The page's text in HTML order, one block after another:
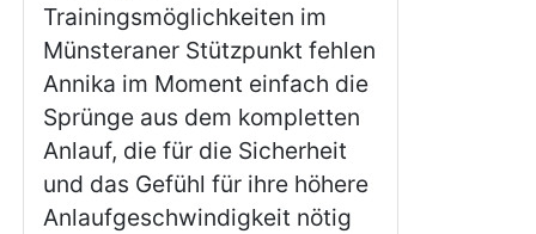
Trainingsmöglichkeiten im
Münsteraner Stützpunkt fehlen
Annika im Moment einfach die
Sprünge aus dem kompletten
Anlauf, die für die Sicherheit
und das Gefühl für ihre höhere
Anlaufgeschwindigkeit nötig